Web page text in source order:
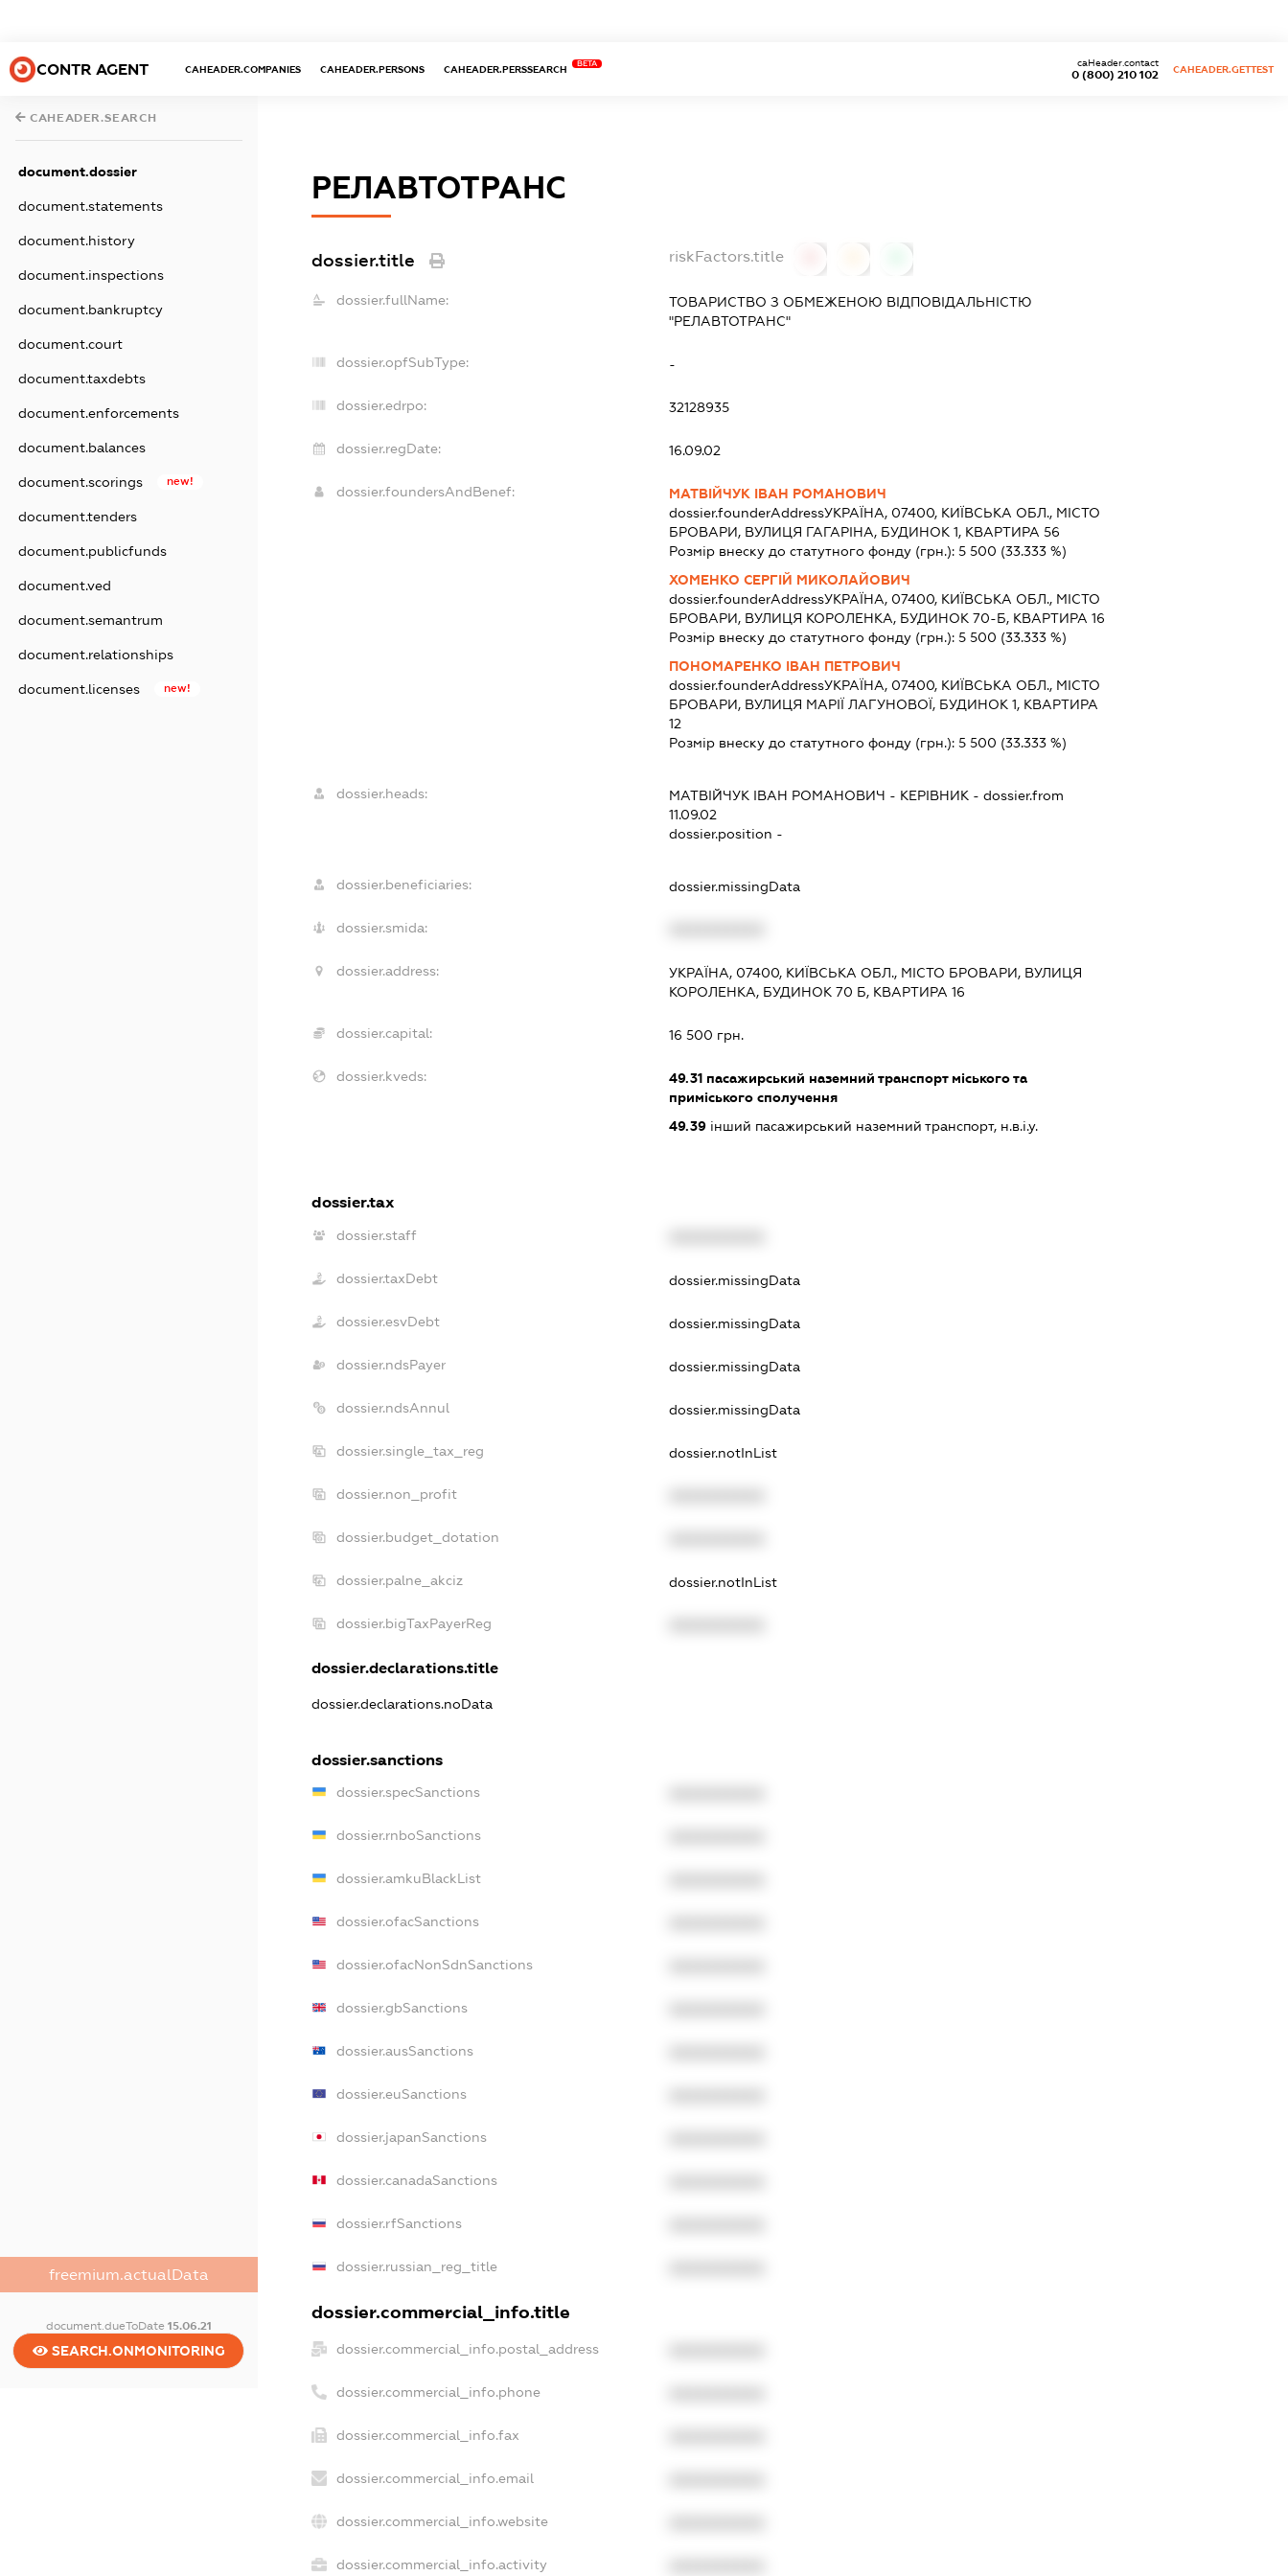
CONTR AGENT CAHEADER.COMPANIES CAHEADER.PERSONS CAHEADER.PERSSEARCH
BETA
0 (800) 210 102
caHeader.contact
CAHEADER.GETTEST
CAHEADER.SEARCH
document.dossier
document.statements
document.history
document.inspections
document.bankruptcy
document.court
document.taxdebts
document.enforcements
document.balances
document.scorings new!
document.tenders
document.publicfunds
document.ved
document.semantrum
document.relationships
document.licenses new!
freemium.actualData
document.dueToDate 15.06.21
SEARCH.ONMONITORING
РЕЛАВТОТРАНС
dossier.title riskFactors.title
dossier.fullName:
ТОВАРИСТВО З ОБМЕЖЕНОЮ ВІДПОВІДАЛЬНІСТЮ
"РЕЛАВТОТРАНС"
dossier.opfSubType: -
dossier.edrpo: 32128935
dossier.regDate: 16.09.02
dossier.foundersAndBenef:
МАТВІЙЧУК ІВАН РОМАНОВИЧ
dossier.founderAddressУКРАЇНА, 07400, КИЇВСЬКА ОБЛ., МІСТО
БРОВАРИ, ВУЛИЦЯ ГАГАРІНА, БУДИНОК 1, КВАРТИРА 56
Розмір внеску до статутного фонду (грн.): 5 500 (33.333 %)
ХОМЕНКО СЕРГІЙ МИКОЛАЙОВИЧ
dossier.founderAddressУКРАЇНА, 07400, КИЇВСЬКА ОБЛ., МІСТО
БРОВАРИ, ВУЛИЦЯ КОРОЛЕНКА, БУДИНОК 70-Б, КВАРТИРА 16
Розмір внеску до статутного фонду (грн.): 5 500 (33.333 %)
ПОНОМАРЕНКО ІВАН ПЕТРОВИЧ
dossier.founderAddressУКРАЇНА, 07400, КИЇВСЬКА ОБЛ., МІСТО
БРОВАРИ, ВУЛИЦЯ МАРІЇ ЛАГУНОВОЇ, БУДИНОК 1, КВАРТИРА
12
Розмір внеску до статутного фонду (грн.): 5 500 (33.333 %)
dossier.heads: МАТВІЙЧУК ІВАН РОМАНОВИЧ - КЕРІВНИК - dossier.from
11.09.02
dossier.position -
dossier.beneficiaries: dossier.missingData
dossier.smida:
dossier.address:
УКРАЇНА, 07400, КИЇВСЬКА ОБЛ., МІСТО БРОВАРИ, ВУЛИЦЯ
КОРОЛЕНКА, БУДИНОК 70 Б, КВАРТИРА 16
dossier.capital: 16 500 грн.
dossier.kveds: 49.31пасажирський наземний транспорт міського та
приміського сполучення
49.39інший пасажирський наземний транспорт, н.в.і.у.
dossier.tax
dossier.staff
dossier.taxDebt dossier.missingData
dossier.esvDebt dossier.missingData
dossier.ndsPayer dossier.missingData
dossier.ndsAnnul dossier.missingData
dossier.single_tax_reg dossier.notInList
dossier.non_profit
dossier.budget_dotation
dossier.palne_akciz dossier.notInList
dossier.bigTaxPayerReg
dossier.declarations.title
dossier.declarations.noData
dossier.sanctions
dossier.specSanctions
dossier.rnboSanctions
dossier.amkuBlackList
dossier.ofacSanctions
dossier.ofacNonSdnSanctions
dossier.gbSanctions
dossier.ausSanctions
dossier.euSanctions
dossier.japanSanctions
dossier.canadaSanctions
dossier.rfSanctions
dossier.russian_reg_title
dossier.commercial_info.title
dossier.commercial_info.postal_address
dossier.commercial_info.phone
dossier.commercial_info.fax
dossier.commercial_info.email
dossier.commercial_info.website
dossier.commercial_info.activity